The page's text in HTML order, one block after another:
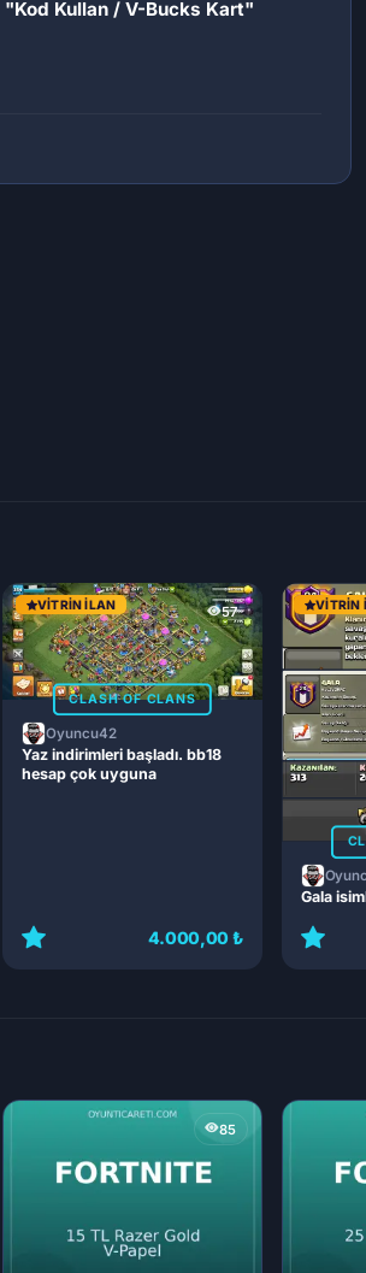
"Kod Kullan / V-Bucks Kart"
57
VITRIN İLAN
CLASH OF CLANS
Oyuncu42
Yaz indirimleri başladı. bb18
hesap çok uyguna
4.000,00 ₺
VITRIN
Gala
85